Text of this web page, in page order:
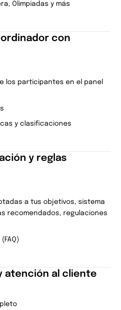
Olimpiadas y más
con
los participantes en el panel
y clasificaciones
y reglas
a tus objetivos, sistema
recomendados, regulaciones
atención al cliente